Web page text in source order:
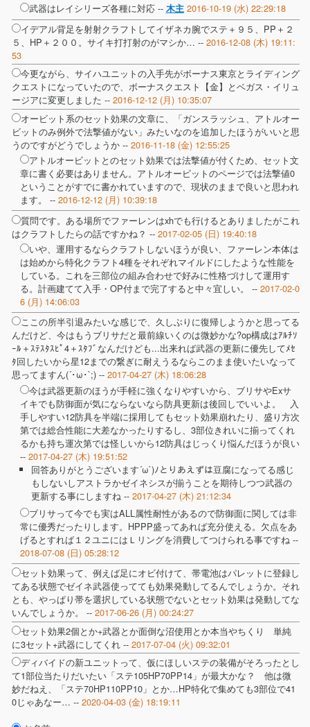
武器はレイシリーズ各種に対応 -- 木主 2016-10-19 (水) 22:29:18
イデアル背足を射射クラフトしてイザネカ腕でステ＋９５、PP＋２
５、HP＋２００。サイキ打打射のがマシか… -- 2016-12-08 (木) 19:11:
53
今更ながら、サイハユニットの入手先がボーナス東京とライディング
クエストになっていたので、ボーナスクエスト【金】とベガス・イリュ
ージアに変更しました -- 2016-12-12 (月) 10:35:07
オービット系のセット効果の文章に、「ガンスラッシュ、アトルオー
ビットのみ例外で法撃値がない」みたいなのを追加したほうがいいと思
うのですがどうでしょうか -- 2016-11-18 (金) 12:55:25
アトルオービットとのセット効果では法撃値が付くため、セット文
章に書く必要はありません。アトルオービットのページでは法撃値0
ということがすでに書かれていますので、現状のままで良いと思われ
ます。 -- 2016-12-12 (月) 10:39:18
質問です。ある場所でファーレンはxhでも行けるとありましたがこれ
はクラフトしたらの話ですかね？ -- 2017-02-05 (日) 19:40:18
いや、運用するならクラフトしないほうが良い、ファーレン本体は
は始めから特化クラフト4種をそれぞれマイルドにしたような性能を
している。これを三部位の組み合わせで好みに性格づけして運用す
る。計画建てて入手・OP付まで完了すると中々宜しい。 -- 2017-02-0
6 (月) 14:06:03
ここの所半引退みたいな感じで、久しぶりに復帰しようかと思ってる
んだけど、今はもうブリサだと最前線いくのは微妙かな?op構成はｱﾙﾁｿ
ｰﾙ＋ｽﾃｽﾀｽﾋﾟ4＋ｽﾀﾌﾞなんだけども...出来れば武器の更新に優先してﾒｾ
ﾀ回したいから星12までの繋ぎに耐えうるならこのまま使いたいなって
思ってますん(´･ω･`;) -- 2017-04-27 (木) 18:06:28
今は武器更新のほうが手軽に強くなりやすいから、ブリサやExサ
イキでも防御面が気にならないなら防具更新は後回しでいいよ。 入
手しやすい12防具を半端に採用してもセット効果崩れたり、盛り方次
第では総合性能に大差なかったりするし、3部位きれいに揃ってくれ
るかも持ち運次第では怪しいから12防具はじっくり悩んだほうが良い
-- 2017-04-27 (木) 19:51:52
回答ありがとうございます´ω`)ﾉとりあえずは豆腐になってる感じ
もしないしアストラかゼイネシスが揃うことを期待しつつ武器の
更新する事にしますね -- 2017-04-27 (木) 21:12:34
ブリサって今でも実はALL属性耐性があるので防御面に関しては非
常に優秀だったりします。HPPP盛ってあれば充分使える。欠点をあ
げるとすれば１２ユニにはＬリングを消費してつけられる事ですね --
2018-07-08 (日) 05:28:12
セット効果って、例えば足にオビ付けて、帯電池はパレットに登録し
てある状態でゼイネ武器使ってても効果発動してるんでしょうか。それ
とも、やっぱり帯を選択している状態でないとセット効果は発動してな
いんでしょうか。 -- 2017-06-26 (月) 00:24:27
セット効果2個とか+武器とか面倒な沼使用とか本当やちくり 単純
に3セット+武器にしてくれ -- 2017-07-04 (火) 09:32:01
ディバイドの新ユニットって、仮にほしいステの装備がそろったとし
て1部位当たりだいたい「ステ105HP70PP14」が最大かな？ 他は微
妙だねえ、「ステ70HP110PP10」とか…HP特化で集めても3部位で41
0じゃあなー… -- 2020-04-03 (金) 18:19:11